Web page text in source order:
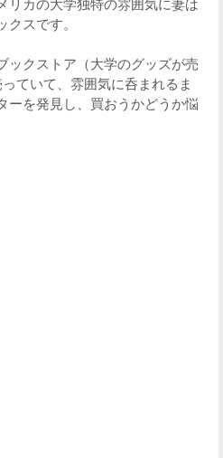
リカの大学独特の雰囲気に妻は
スです。
ックストア（大学のグッズが売
ていて、雰囲気に呑まれるま
ーを発見し、買おうかどうか悩